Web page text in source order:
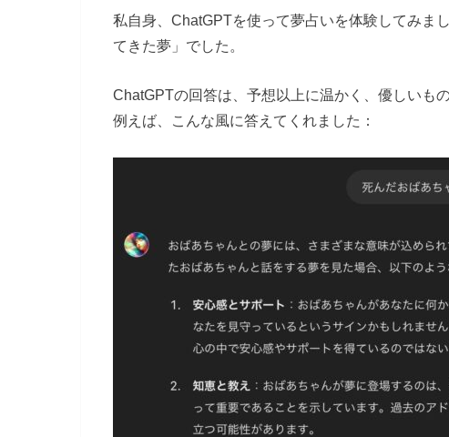
私自身、ChatGPTを使って夢占いを体験してみま
てきた夢」でした。
ChatGPTの回答は、予想以上に温かく、優しいもの
例えば、こんな風に答えてくれました：